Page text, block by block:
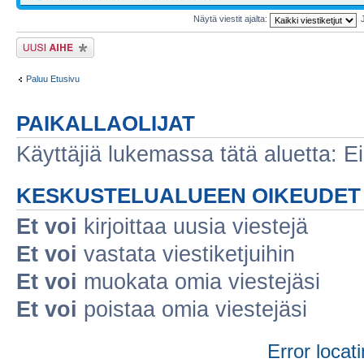
Näytä viestit ajalta:
Lähetä uusi viesti
Paluu Etusivu
PAIKALLAOLIJAT
Käyttäjiä lukemassa tätä aluetta:
KESKUSTELUALUEEN OIKEUDET
Et voi kirjoittaa uusia viestejä
Et voi vastata viestiketjuihin
Et voi muokata omia viestejäsi
Et voi poistaa omia viestejäsi
Error